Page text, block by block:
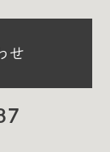
せ